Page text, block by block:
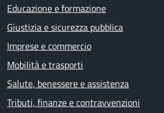
Educazione e formazione
Giustizia e sicurezza pubblica
Imprese e commercio
Mobilità e trasporti
Salute, benessere e assistenza
Tributi, finanze e contravvenzioni